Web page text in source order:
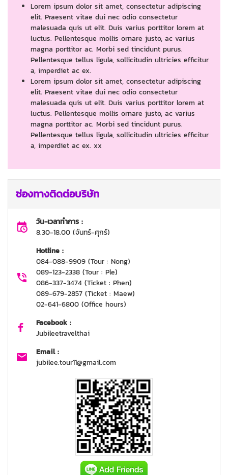
Lorem ipsum dolor sit amet, consectetur adipiscing
elit. Praesent vitae dui nec odio consectetur
malesuada quis ut elit. Duis varius porttitor lorem at
luctus. Pellentesque mollis ornare justo, ac varius
magna porttitor ac. Morbi sed tincidunt purus.
Pellentesque tellus ligula, sollicitudin ultricies efficitur
a, imperdiet ac ex.
Lorem ipsum dolor sit amet, consectetur adipiscing
elit. Praesent vitae dui nec odio consectetur
malesuada quis ut elit. Duis varius porttitor lorem at
luctus. Pellentesque mollis ornare justo, ac varius
magna porttitor ac. Morbi sed tincidunt purus.
Pellentesque tellus ligula, sollicitudin ultricies efficitur
a, imperdiet ac ex. xx
ช่องทางติดต่อบริษัท
วัน-เวลาทำการ :
8.30-18.00 (จันทร์-ศุกร์)
Hotline :
084-088-9909 (Tour : Nong)
089-123-2338 (Tour : Ple)
086-337-3474 (Ticket : Phen)
089-679-2857 (Ticket : Maew)
02-641-6800 (Office hours)
Facebook :
Jubileetravelthai
Email :
jubilee.tour11@gmail.com